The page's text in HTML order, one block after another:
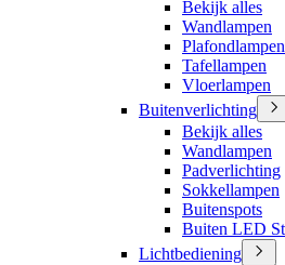
Bekijk alles
Wandlampen
Plafondlampen
Tafellampen
Vloerlampen
Buitenverlichting
Bekijk alles
Wandlampen
Padverlichting
Sokkellampen
Buitenspots
Buiten LED
Lichtbediening